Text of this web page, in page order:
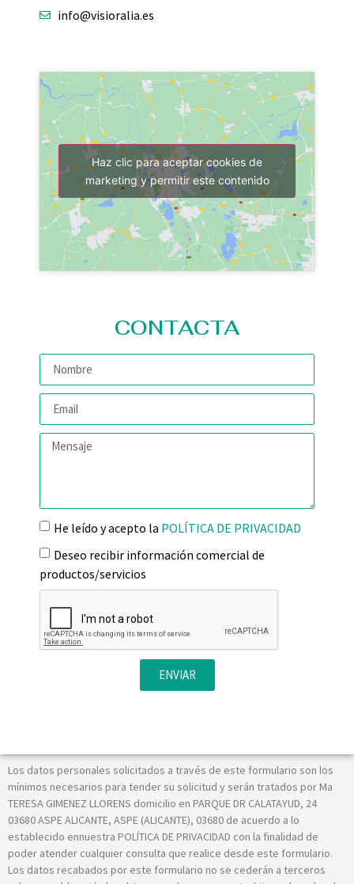
info@visioralia.es
Haz clic para aceptar cookies de
marketing y permitir este contenido
CONTACTA
He leído y acepto la POLÍTICA DE PRIVACIDAD
Deseo recibir información comercial de
productos/servicios
ENVIAR
Los datos personales solicitados a través de este formulario son los
mínimos necesarios para tender su solicitud y serán tratados por Ma
TERESA GIMENEZ LLORENS domicilio en PARQUE DR CALATAYUD, 24
03680 ASPE ALICANTE, ASPE (ALICANTE), 03680 de acuerdo a lo
establecido ennuestra POLÍTICA DE PRIVACIDAD con la finalidad de
poder atender cualquier consulta que realice desde este formulario.
Los datos recabados por este formulario no se cederán a terceros